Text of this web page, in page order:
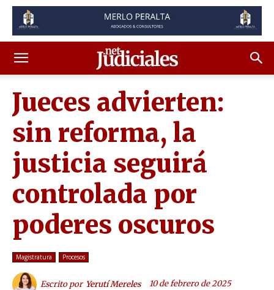
Jueces advierten:
sin reforma, la
justicia seguirá
controlada por
poderes oscuros
Magistratura Procesos
Escrito por Yerutí Mereles 10 de febrero de 2025